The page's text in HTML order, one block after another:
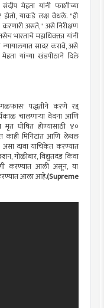
मेहता यांनी फाशीच्या
होतो, याकडे लक्ष वेधले. "ही
करणारी असते," असे निरीक्षण
भारताचे महाधिवक्ता यांनी
सादर करावे, असे
मेहता यांच्या खंडपीठाने दिले
पद्धतीने करणे रद्द
चालणाऱ्या वेदना आणि
मृत घोषित होण्यासाठी ४०
काही मिनिटांत आणि लेथल
असा दावा याचिकेत करण्यात
गोळीबार, विद्युतदंड किंवा
करण्यात आली असून, या
करण्यात आला आहे.(Supreme